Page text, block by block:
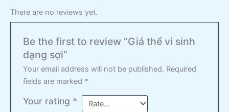
There are no reviews yet.
Be the first to review “Giá thể vi sinh
dạng sợi”
Your email address will not be published. Required
fields are marked *
Your rating *